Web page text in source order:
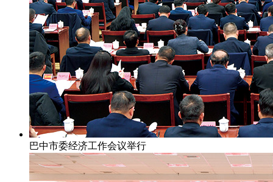
巴中市委经济工作会议举行